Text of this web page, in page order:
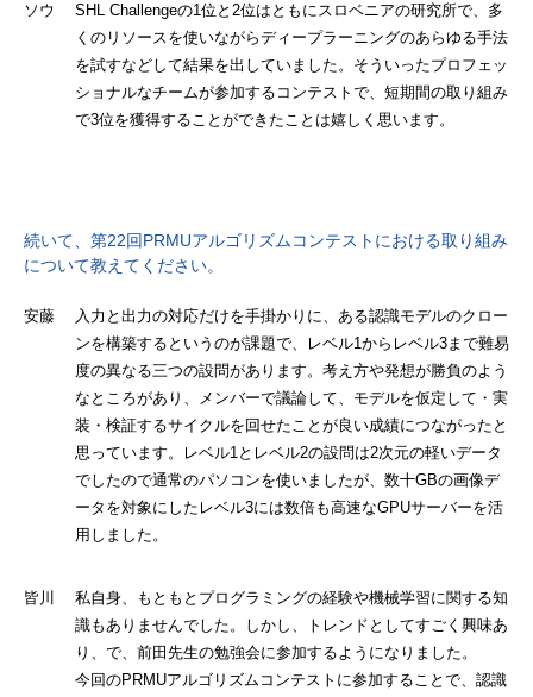
ソウ SHL Challengeの1位と2位はともにスロベニアの研究所で、多
くのリソースを使いながらディープラーニングのあらゆる手法
を試すなどして結果を出していました。そういったプロフェッ
ショナルなチームが参加するコンテストで、短期間の取り組み
で3位を獲得することができたことは嬉しく思います。
続いて、第22回PRMUアルゴリズムコンテストにおける取り組み
について教えてください。
安藤 入力と出力の対応だけを手掛かりに、ある認識モデルのクロー
ンを構築するというのが課題で、レベル1からレベル3まで難易
度の異なる三つの設問があります。考え方や発想が勝負のよう
なところがあり、メンバーで議論して、モデルを仮定して・実
装・検証するサイクルを回せたことが良い成績につながったと
思っています。レベル1とレベル2の設問は2次元の軽いデータ
でしたので通常のパソコンを使いましたが、数十GBの画像デ
ータを対象にしたレベル3には数倍も高速なGPUサーバーを活
用しました。
皆川 私自身、もともとプログラミングの経験や機械学習に関する知
識もありませんでした。しかし、トレンドとしてすごく興味あ
り、で、前田先生の勉強会に参加するようになりました。
今回のPRMUアルゴリズムコンテストに参加することで、認識